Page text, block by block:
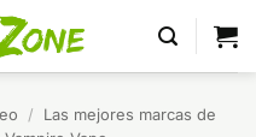
/
Las mejores marcas de